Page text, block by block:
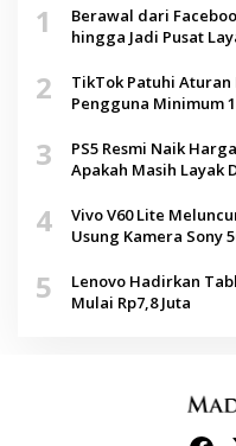
1
Berawal dari
hingga Jadi Pusat
2
TikTok Patuhi
Pengguna Minimum
3
PS5 Resmi Naik
Apakah Masih Layak
4
Vivo V60 Lite
Usung Kamera Sony
5
Lenovo Hadirkan
Mulai Rp7,8 Juta